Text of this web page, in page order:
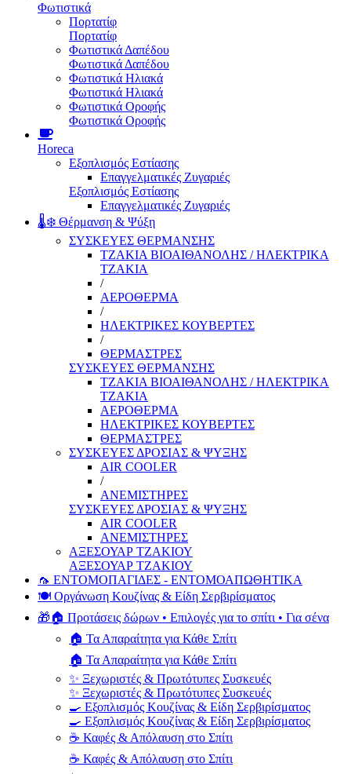
Φωτιστικά
Πορτατίφ
Πορτατίφ
Φωτιστικά Δαπέδου
Φωτιστικά Δαπέδου
Φωτιστικά Ηλιακά
Φωτιστικά Ηλιακά
Φωτιστικά Οροφής
Φωτιστικά Οροφής
Horeca
Εξοπλισμός Εστίασης
Επαγγελματικές Ζυγαριές
Εξοπλισμός Εστίασης
Επαγγελματικές Ζυγαριές
🌡️❄️ Θέρμανση & Ψύξη
ΣΥΣΚΕΥΕΣ ΘΕΡΜΑΝΣΗΣ
ΤΖΑΚΙΑ ΒΙΟΑΙΘΑΝΟΛΗΣ / ΗΛΕΚΤΡΙΚΑ
ΤΖΑΚΙΑ
/
ΑΕΡΟΘΕΡΜΑ
/
ΗΛΕΚΤΡΙΚΕΣ ΚΟΥΒΕΡΤΕΣ
/
ΘΕΡΜΑΣΤΡΕΣ
ΣΥΣΚΕΥΕΣ ΘΕΡΜΑΝΣΗΣ
ΤΖΑΚΙΑ ΒΙΟΑΙΘΑΝΟΛΗΣ / ΗΛΕΚΤΡΙΚΑ
ΤΖΑΚΙΑ
ΑΕΡΟΘΕΡΜΑ
ΗΛΕΚΤΡΙΚΕΣ ΚΟΥΒΕΡΤΕΣ
ΘΕΡΜΑΣΤΡΕΣ
ΣΥΣΚΕΥΕΣ ΔΡΟΣΙΑΣ & ΨΥΞΗΣ
AIR COOLER
/
ΑΝΕΜΙΣΤΗΡΕΣ
ΣΥΣΚΕΥΕΣ ΔΡΟΣΙΑΣ & ΨΥΞΗΣ
AIR COOLER
ΑΝΕΜΙΣΤΗΡΕΣ
ΑΞΕΣΟΥΑΡ ΤΖΑΚΙΟΥ
ΑΞΕΣΟΥΑΡ ΤΖΑΚΙΟΥ
🦟 ΕΝΤΟΜΟΠΑΓΙΔΕΣ - ΕΝΤΟΜΟΑΠΩΘΗΤΙΚΑ
🍽️ Οργάνωση Κουζίνας & Είδη Σερβιρίσματος
🎁🏠 Προτάσεις δώρων • Επιλογές για το σπίτι • Για σένα
🏠 Τα Απαραίτητα για Κάθε Σπίτι
🏠 Τα Απαραίτητα για Κάθε Σπίτι
✨ Ξεχωριστές & Πρωτότυπες Συσκευές
✨ Ξεχωριστές & Πρωτότυπες Συσκευές
🍳 Εξοπλισμός Κουζίνας & Είδη Σερβιρίσματος
🍳 Εξοπλισμός Κουζίνας & Είδη Σερβιρίσματος
☕ Καφές & Απόλαυση στο Σπίτι
☕ Καφές & Απόλαυση στο Σπίτι